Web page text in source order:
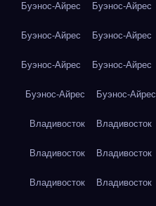
Буэнос-Айрес Буэнос-Айрес
Буэнос-Айрес Буэнос-Айрес
Буэнос-Айрес Буэнос-Айрес
Буэнос-Айрес Буэнос-Айрес
Владивосток Владивосток
Владивосток Владивосток
Владивосток Владивосток